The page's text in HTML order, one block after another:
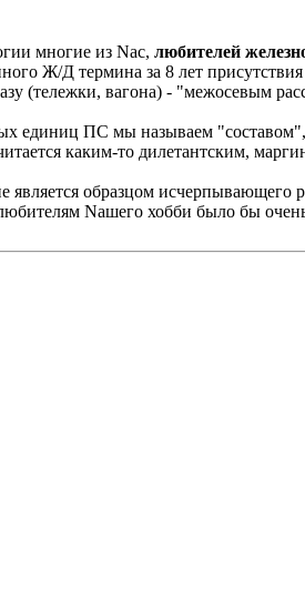
многие из Nас, любителей
Ж/Д термина за 8 лет
(тележки, вагона) - "межосевым
единиц ПС мы называем
каким-то дилетантским,
образцом исчерпывающего
Nашего хобби было бы